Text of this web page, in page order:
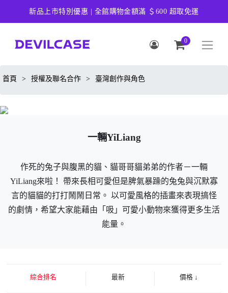
新品上市特別優惠 | 全館購物金額滿 ＄600 超取免運
0
首頁 > 授權及聯名合作 > 臺灣創作與角色
一輛YiLiang
作死的兔子與腹黑的貓、貓哥哥貓弟弟的作者－一輛
YiLiang來啦！ 帶來長相可愛但是脾氣暴躁的兔兔與沉默寡
言的貓貓的打打鬧鬧日常。 以可愛風格的插畫來表現搞怪
的劇情，希望大家能藉由「吸」可愛小動物來獲得更多生活
能量。
綜合排名 最新 價格 ↓